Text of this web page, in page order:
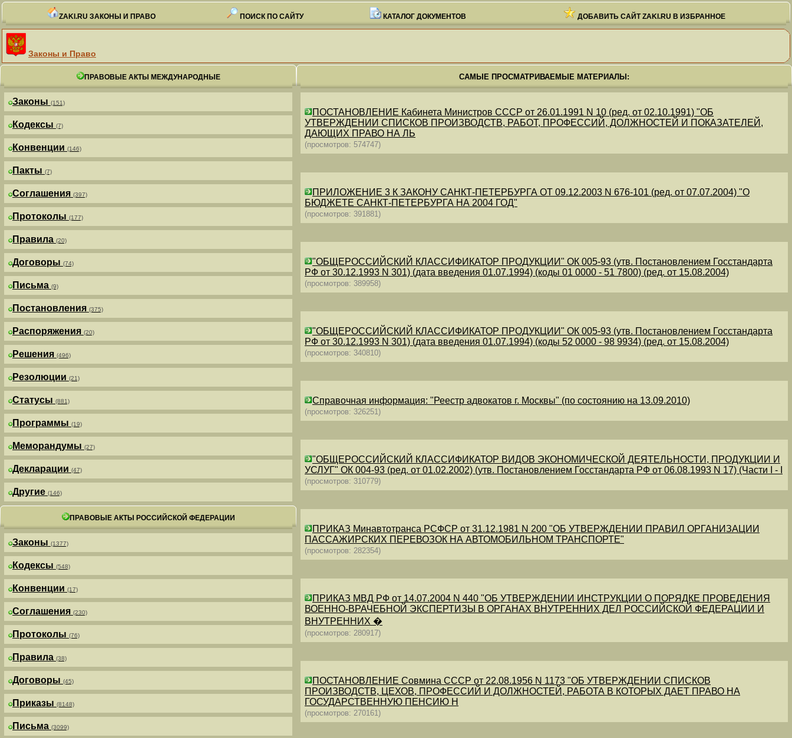
ZAKI.RU ЗАКОНЫ И ПРАВО ПОИСК ПО САЙТУ КАТАЛОГ ДОКУМЕНТОВ ДОБАВИТЬ САЙТ ZAKI.RU В ИЗБРАННОЕ
Законы и Право
ПРАВОВЫЕ АКТЫ МЕЖДУНАРОДНЫЕ
Законы (151)
Кодексы (7)
Конвенции (146)
Пакты (7)
Соглашения (397)
Протоколы (177)
Правила (20)
Договоры (74)
Письма (9)
Постановления (375)
Распоряжения (20)
Решения (496)
Резолюции (21)
Статусы (881)
Программы (19)
Меморандумы (27)
Декларации (47)
Другие (146)
ПРАВОВЫЕ АКТЫ РОССИЙСКОЙ ФЕДЕРАЦИИ
Законы (1377)
Кодексы (548)
Конвенции (17)
Соглашения (230)
Протоколы (76)
Правила (38)
Договоры (45)
Приказы (8148)
Письма (3099)
САМЫЕ ПРОСМАТРИВАЕМЫЕ МАТЕРИАЛЫ:
ПОСТАНОВЛЕНИЕ Кабинета Министров СССР от 26.01.1991 N 10 (ред. от 02.10.1991) "ОБ
УТВЕРЖДЕНИИ СПИСКОВ ПРОИЗВОДСТВ, РАБОТ, ПРОФЕССИЙ, ДОЛЖНОСТЕЙ И ПОКАЗАТЕЛЕЙ,
ДАЮЩИХ ПРАВО НА ЛЬ
(просмотров: 574747)
ПРИЛОЖЕНИЕ 3 К ЗАКОНУ САНКТ-ПЕТЕРБУРГА ОТ 09.12.2003 N 676-101 (ред. от 07.07.2004) "О
БЮДЖЕТЕ САНКТ-ПЕТЕРБУРГА НА 2004 ГОД"
(просмотров: 391881)
"ОБЩЕРОССИЙСКИЙ КЛАССИФИКАТОР ПРОДУКЦИИ" ОК 005-93 (утв. Постановлением Госстандарта
РФ от 30.12.1993 N 301) (дата введения 01.07.1994) (коды 01 0000 - 51 7800) (ред. от 15.08.2004)
(просмотров: 389958)
"ОБЩЕРОССИЙСКИЙ КЛАССИФИКАТОР ПРОДУКЦИИ" ОК 005-93 (утв. Постановлением Госстандарта
РФ от 30.12.1993 N 301) (дата введения 01.07.1994) (коды 52 0000 - 98 9934) (ред. от 15.08.2004)
(просмотров: 340810)
Справочная информация: "Реестр адвокатов г. Москвы" (по состоянию на 13.09.2010)
(просмотров: 326251)
"ОБЩЕРОССИЙСКИЙ КЛАССИФИКАТОР ВИДОВ ЭКОНОМИЧЕСКОЙ ДЕЯТЕЛЬНОСТИ, ПРОДУКЦИИ И
УСЛУГ" ОК 004-93 (ред. от 01.02.2002) (утв. Постановлением Госстандарта РФ от 06.08.1993 N 17) (Части I - I
(просмотров: 310779)
ПРИКАЗ Минавтотранса РСФСР от 31.12.1981 N 200 "ОБ УТВЕРЖДЕНИИ ПРАВИЛ ОРГАНИЗАЦИИ
ПАССАЖИРСКИХ ПЕРЕВОЗОК НА АВТОМОБИЛЬНОМ ТРАНСПОРТЕ"
(просмотров: 282354)
ПРИКАЗ МВД РФ от 14.07.2004 N 440 "ОБ УТВЕРЖДЕНИИ ИНСТРУКЦИИ О ПОРЯДКЕ ПРОВЕДЕНИЯ
ВОЕННО-ВРАЧЕБНОЙ ЭКСПЕРТИЗЫ В ОРГАНАХ ВНУТРЕННИХ ДЕЛ РОССИЙСКОЙ ФЕДЕРАЦИИ И
ВНУТРЕННИХ �
(просмотров: 280917)
ПОСТАНОВЛЕНИЕ Совмина СССР от 22.08.1956 N 1173 "ОБ УТВЕРЖДЕНИИ СПИСКОВ
ПРОИЗВОДСТВ, ЦЕХОВ, ПРОФЕССИЙ И ДОЛЖНОСТЕЙ, РАБОТА В КОТОРЫХ ДАЕТ ПРАВО НА
ГОСУДАРСТВЕННУЮ ПЕНСИЮ Н
(просмотров: 270161)